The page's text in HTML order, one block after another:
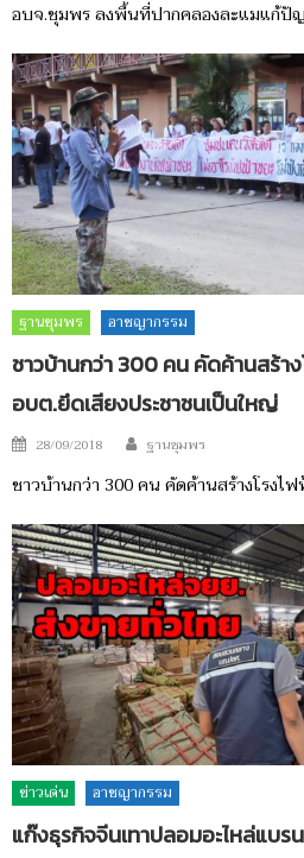
อบจ.ชุมพร ลงพื้นที่ปากคลองละแมแก้ปัญ
ฐานชุมพร อาชญากรรม
ชาวบ้านกว่า 300 คน คัดค้านสร้า
อบต.ยึดเสียงประชาชนเป็นใหญ่
Posted
28/09/2018 Author
ฐานชุมพร
ชาวบ้านกว่า 300 คน คัดค้านสร้างโรงไ
ข่าวเด่น อาชญากรรม
แก๊งธุรกิจจีนเทาปลอมอะไหล่แบร